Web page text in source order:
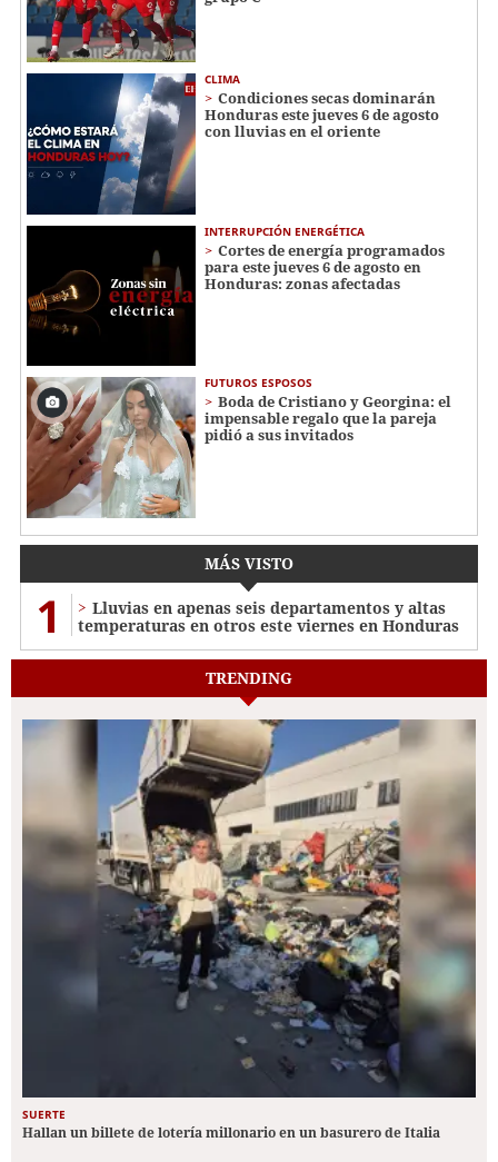
CLIMA
Condiciones secas dominarán
Honduras este jueves 6 de agosto
con lluvias en el oriente
INTERRUPCIÓN ENERGÉTICA
Cortes de energía programados
para este jueves 6 de agosto en
Honduras: zonas afectadas
FUTUROS ESPOSOS
Boda de Cristiano y Georgina: el
impensable regalo que la pareja
pidió a sus invitados
MÁS VISTO
1
Lluvias en apenas seis departamentos y altas
temperaturas en otros este viernes en Honduras
TRENDING
SUERTE
Hallan un billete de lotería millonario en un basurero de Italia